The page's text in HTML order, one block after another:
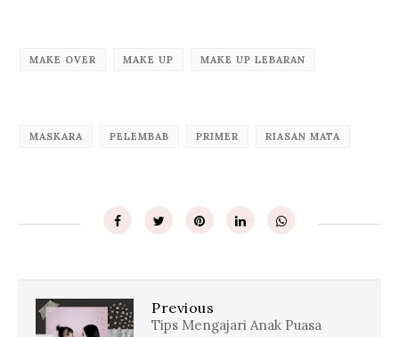
MAKE OVER MAKE UP MAKE UP LEBARAN
MASKARA PELEMBAB PRIMER RIASAN MATA
Previous
Tips Mengajari Anak Puasa